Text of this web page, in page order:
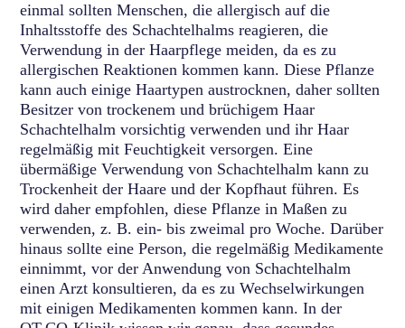
einmal sollten Menschen, die allergisch auf die
Inhaltsstoffe des Schachtelhalms reagieren, die
Verwendung in der Haarpflege meiden, da es zu
allergischen Reaktionen kommen kann. Diese Pflanze
kann auch einige Haartypen austrocknen, daher sollten
Besitzer von trockenem und brüchigem Haar
Schachtelhalm vorsichtig verwenden und ihr Haar
regelmäßig mit Feuchtigkeit versorgen. Eine
übermäßige Verwendung von Schachtelhalm kann zu
Trockenheit der Haare und der Kopfhaut führen. Es
wird daher empfohlen, diese Pflanze in Maßen zu
verwenden, z. B. ein- bis zweimal pro Woche. Darüber
hinaus sollte eine Person, die regelmäßig Medikamente
einnimmt, vor der Anwendung von Schachtelhalm
einen Arzt konsultieren, da es zu Wechselwirkungen
mit einigen Medikamenten kommen kann. In der